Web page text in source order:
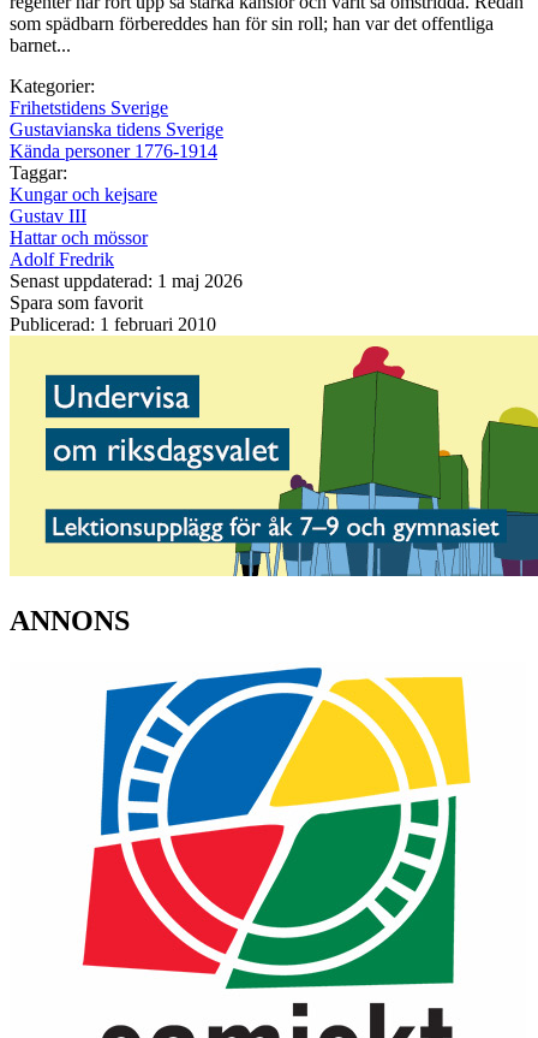
som spädbarn förbereddes han för sin roll; han var det offentliga
barnet...
Kategorier:
Frihetstidens Sverige
Gustavianska tidens Sverige
Kända personer 1776-1914
Taggar:
Kungar och kejsare
Gustav III
Hattar och mössor
Adolf Fredrik
Senast uppdaterad: 1 maj 2026
Spara som favorit
Publicerad: 1 februari 2010
ANNONS